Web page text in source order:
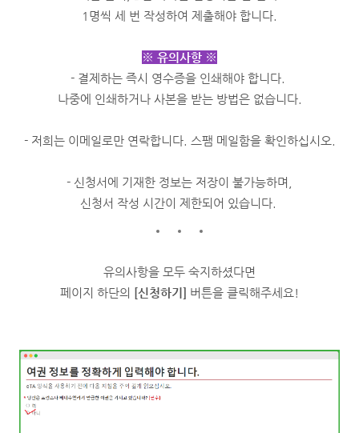
1명씩 세 번 작성하여 제출해야 합니다.
※ 유의사항 ※
- 결제하는 즉시 영수증을 인쇄해야 합니다.
나중에 인쇄하거나 사본을 받는 방법은 없습니다.
- 저희는 이메일로만 연락합니다. 스팸 메일함을 확인하십시오.
- 신청서에 기재한 정보는 저장이 불가능하며,
신청서 작성 시간이 제한되어 있습니다.
유의사항을 모두 숙지하셨다면
페이지 하단의 [신청하기] 버튼을 클릭해주세요!